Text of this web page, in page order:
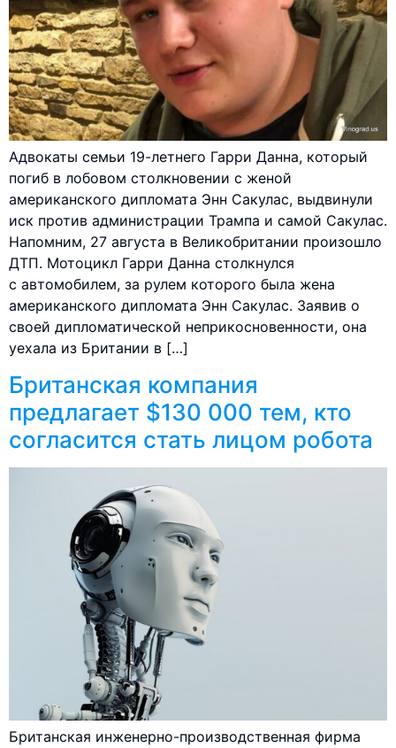
Адвокаты семьи 19-летнего Гарри Данна, который
погиб в лобовом столкновении с женой
американского дипломата Энн Сакулас, выдвинули
иск против администрации Трампа и самой Сакулас.
Напомним, 27 августа в Великобритании произошло
ДТП. Мотоцикл Гарри Данна столкнулся
с автомобилем, за рулем которого была жена
американского дипломата Энн Сакулас. Заявив о
своей дипломатической неприкосновенности, она
уехала из Британии в […]
Британская компания
предлагает $130 000 тем, кто
согласится стать лицом робота
Британская инженерно-производственная фирма